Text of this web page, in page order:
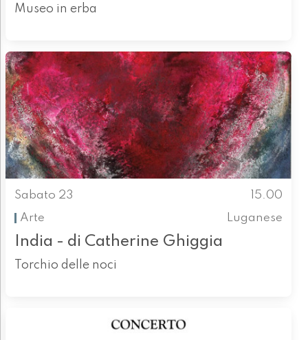
Museo in erba
Sabato 23
15.00
Arte
Luganese
India - di Catherine Ghiggia
Torchio delle noci